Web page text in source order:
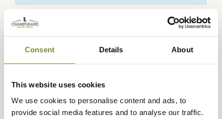
Consent Details About
This website uses cookies
We use cookies to personalise content and ads, to
provide social media features and to analyse our traffic.